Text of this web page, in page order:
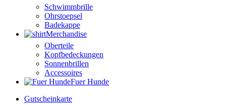
Schwimmbrille
Ohrstoepsel
Badekappe
Merchandise
Oberteile
Kopfbedeckungen
Sonnenbrillen
Accessoires
Fuer Hunde
Gutscheinkarte